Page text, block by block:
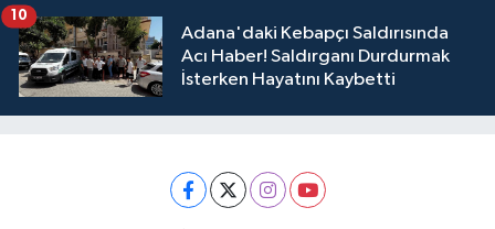
Adana'daki Kebapçı Saldırısında
Acı Haber! Saldırganı Durdurmak
İsterken Hayatını Kaybetti
10